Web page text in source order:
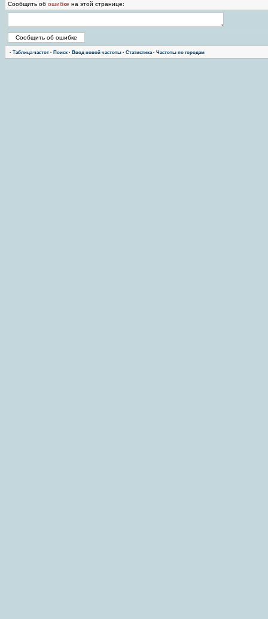
Сообщить об ошибке на этой странице:
· Таблица частот · Поиск · Ввод новой частоты · Статистика· Частоты по городам